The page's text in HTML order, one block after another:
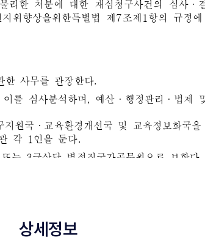
상세정보